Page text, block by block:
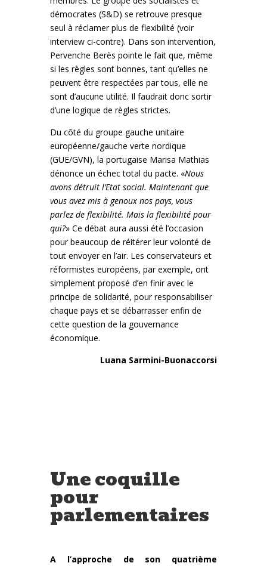
démocrates (S&D) se retrouve presque
seul à réclamer plus de flexibilité (voir
interview ci-contre). Dans son intervention,
Pervenche Berès pointe le fait que, même
si les règles sont bonnes, tant qu’elles ne
peuvent être respectées par tous, elle ne
sont d’aucune utilité. Il faudrait donc sortir
d’une logique de règles strictes.
Du côté du groupe gauche unitaire
européenne/gauche verte nordique
(GUE/GVN), la portugaise Marisa Mathias
dénonce un échec total du pacte. «Nous
avons détruit l’Etat social. Maintenant que
vous avez mis à genoux nos pays, vous
parlez de flexibilité. Mais la flexibilité pour
qui?» Ce débat aura aussi été l’occasion
pour beaucoup de réitérer leur volonté de
tout envoyer en l’air. Les conservateurs et
réformistes européens, par exemple, ont
simplement proposé d’en finir avec le
principe de solidarité, pour responsabiliser
chaque pays et se débarrasser enfin de
cette question de la gouvernance
économique.
Luana Sarmini-Buonaccorsi
Une coquille
pour
parlementaires
A l’approche de son quatrième